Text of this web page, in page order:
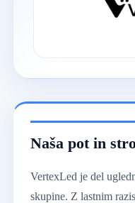
Naša pot in
VertexLed je del
skupine. Z lastnim